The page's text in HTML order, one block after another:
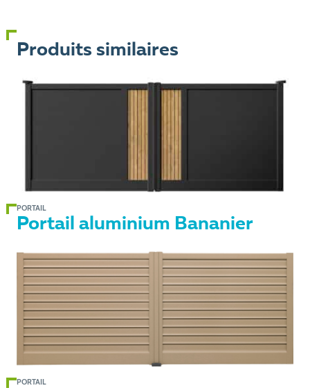
Produits similaires
PORTAIL
Portail aluminium Bananier
PORTAIL